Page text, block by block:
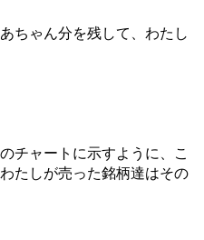
ちゃん分を残して、わたし
チャートに示すように、こ
たしが売った銘柄達はその